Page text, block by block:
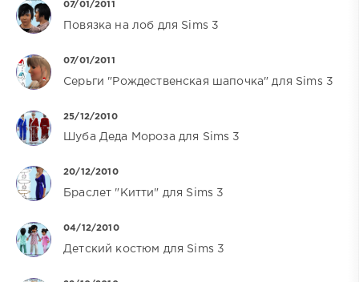
07/01/2011
Повязка на лоб для Sims 3
07/01/2011
Серьги "Рождественская шапочка" для Sims 3
25/12/2010
Шуба Деда Мороза для Sims 3
20/12/2010
Браслет "Китти" для Sims 3
04/12/2010
Детский костюм для Sims 3